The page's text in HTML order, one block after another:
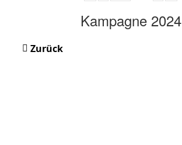
Kampagne 2024
Zurück